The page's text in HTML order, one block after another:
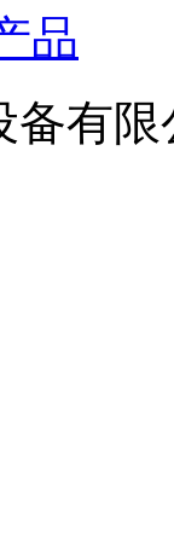
品
备有限